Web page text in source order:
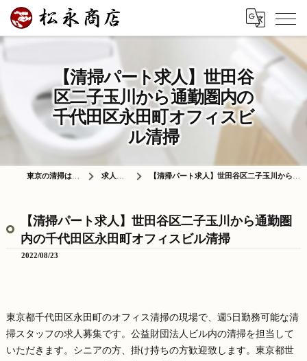
【清掃パート求人】世田谷
区二子玉川から通勤圏内の
千代田区永田町オフィスビ
ル清掃
東京の清掃は株式会社松永商店 求人情報ブログ 【清掃パート求人】世田谷区二子玉川から通勤圏内の千代田区永田町オフィスビル清掃
【清掃パート求人】世田谷区二子玉川から通勤圏
内の千代田区永田町オフィスビル清掃
2022/08/23
東京都千代田区永田町のオフィス清掃の現場で、週5日勤務可能な清
掃スタッフの求人募集です。公益財団法人ビル内の清掃を担当して
いただきます。シニアの方、掛け持ちの方歓迎致します。東京都世